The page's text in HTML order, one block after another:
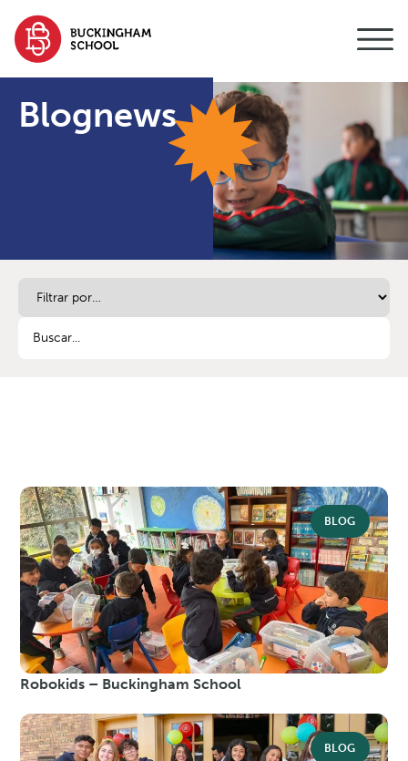
contenido
Blognews
BLOG
Robokids – Buckingham School
BLOG